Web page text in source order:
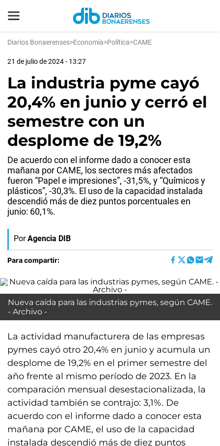
Diarios Bonaerenses>Economía>Política>CAME
21 de julio de 2024 - 13:27
La industria pyme cayó
20,4% en junio y cerró el
semestre con un
desplome de 19,2%
De acuerdo con el informe dado a conocer esta
mañana por CAME, los sectores más afectados
fueron “Papel e impresiones”, -31,5%, y “Químicos y
plásticos”, -30,3%. El uso de la capacidad instalada
descendió más de diez puntos porcentuales en
junio: 60,1%.
Por Agencia DIB
Para compartir:
Nueva caída para las industrias pymes, según CAME.
- Archivo -
La actividad manufacturera de las empresas
pymes cayó otro 20,4% en junio y acumula un
desplome de 19,2% en el primer semestre del
año frente al mismo período de 2023. En la
comparación mensual desestacionalizada, la
actividad también se contrajo: 3,1%. De
acuerdo con el informe dado a conocer esta
mañana por CAME, el uso de la capacidad
instalada descendió más de diez puntos